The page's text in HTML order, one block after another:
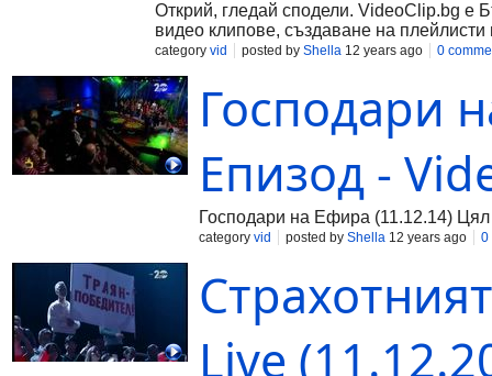
Открий, гледай сподели. VideoClip.bg е
видео клипове, създаване на плейлисти
category vid posted by Shella 12 years ago 0
Господари
Епизод -
Господари на Ефира (11.12.14)
category vid posted by Shella 12 years ago 0
Live